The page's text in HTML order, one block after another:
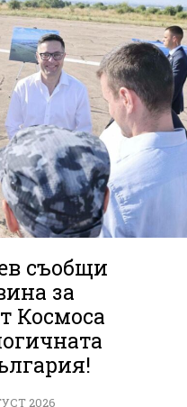
съобщи
за
Космоса
2026